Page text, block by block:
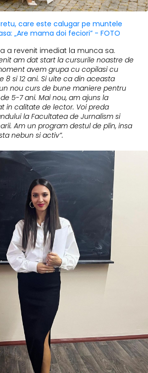
care este calugar pe muntele
„Are mama doi feciori” - FOTO
a revenit imediat la munca sa.
am dat start la cursurile noastre de
avem grupa cu copilasi cu
8 si 12 ani. Si uite ca din aceasta
nou curs de bune maniere pentru
5-7 ani. Mai nou, am ajuns la
in calitate de lector. Voi preda
la Facultatea de Jurnalism si
Am un program destul de plin, insa
nebun si activ”.